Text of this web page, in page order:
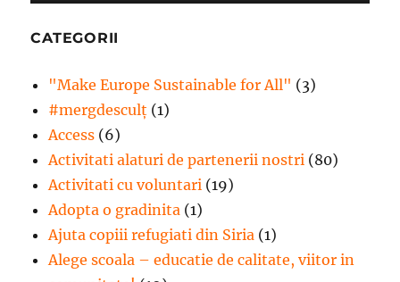
CATEGORII
"Make Europe Sustainable for All" (3)
#mergdesculţ (1)
Access (6)
Activitati alaturi de partenerii nostri (80)
Activitati cu voluntari (19)
Adopta o gradinita (1)
Ajuta copiii refugiati din Siria (1)
Alege scoala – educatie de calitate, viitor in